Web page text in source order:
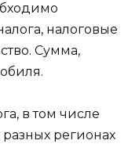
налоговые
Сумма,
в том числе
регионах